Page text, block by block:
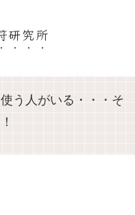
研究所
う人がいる・・・そ